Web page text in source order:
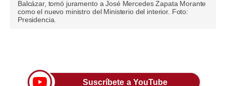
Pregunta de hoy
Balcázar, tomó juramento a José Mercedes Zapata Morante
como el nuevo ministro del Ministerio del interior. Foto:
Presidencia.
Suscríbete a YouTube